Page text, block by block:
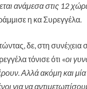
ανάμεσα στις 12
η κα Συρεγγέλα.
δε, στη συνέχεια
τόνισε ότι «οι
Αλλά ακόμη και
για να